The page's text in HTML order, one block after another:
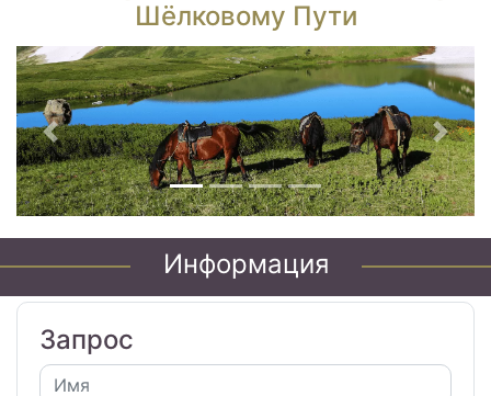
Шёлковому Пути
Предыдущий
Информация
Запрос